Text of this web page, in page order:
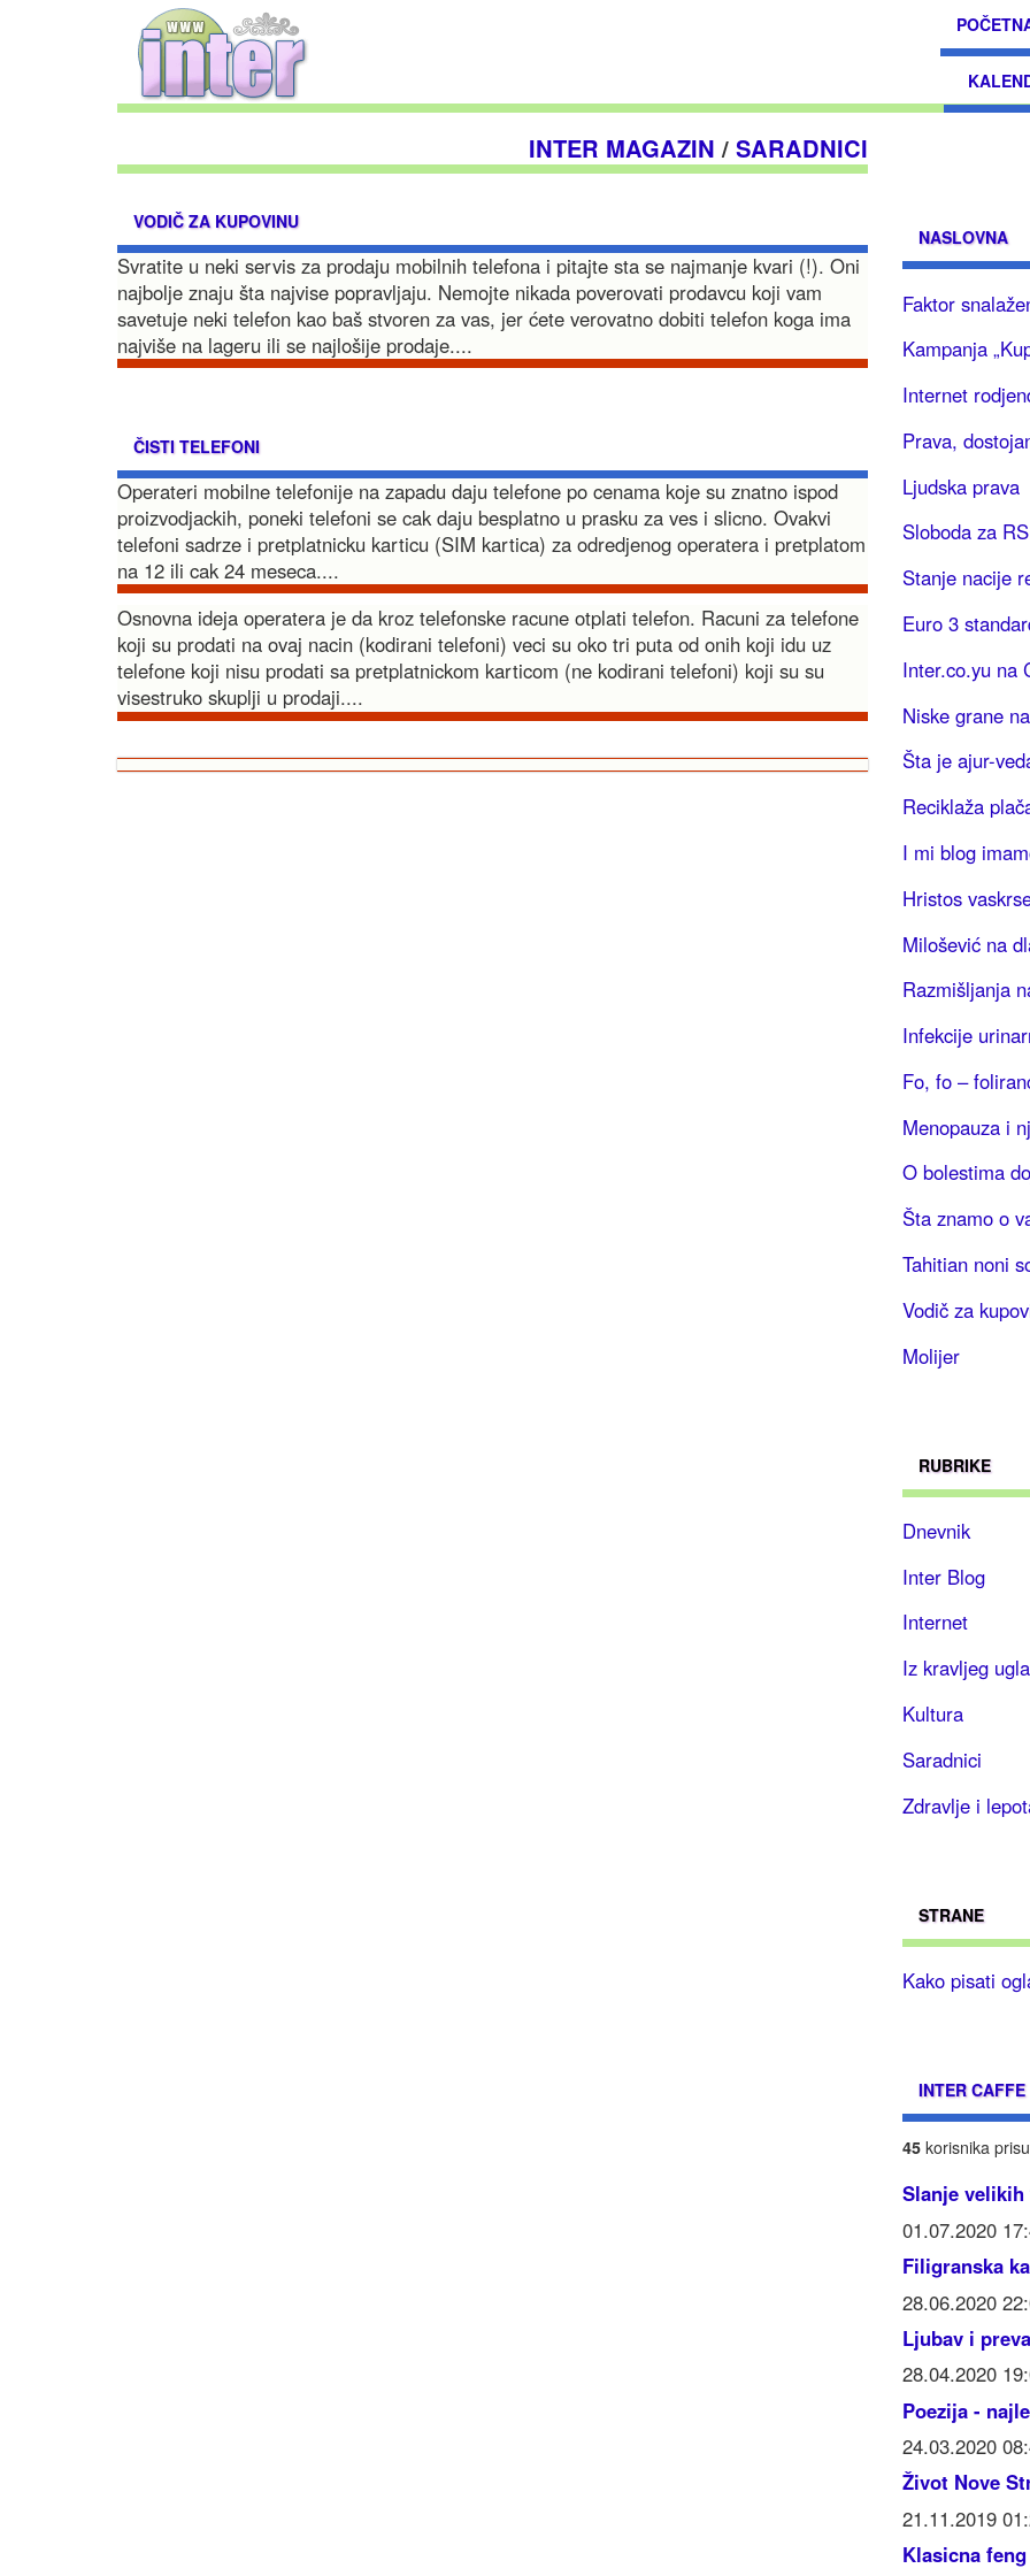
INTER MAGAZIN / SARADNICI
VODIČ ZA KUPOVINU
Svratite u neki servis za prodaju mobilnih telefona i pitajte sta se najmanje kvari (!). Oni
najbolje znaju šta najvise popravljaju. Nemojte nikada poverovati prodavcu koji vam
savetuje neki telefon kao baš stvoren za vas, jer ćete verovatno dobiti telefon koga ima
najviše na lageru ili se najlošije prodaje....
ČISTI TELEFONI
Operateri mobilne telefonije na zapadu daju telefone po cenama koje su znatno ispod
proizvodjackih, poneki telefoni se cak daju besplatno u prasku za ves i slicno. Ovakvi
telefoni sadrze i pretplatnicku karticu (SIM kartica) za odredjenog operatera i pretplatom
na 12 ili cak 24 meseca....
Osnovna ideja operatera je da kroz telefonske racune otplati telefon. Racuni za telefone
koji su prodati na ovaj nacin (kodirani telefoni) veci su oko tri puta od onih koji idu uz
telefone koji nisu prodati sa pretplatnickom karticom (ne kodirani telefoni) koji su su
visestruko skuplji u prodaji....
NASLOVNA
Faktor
Kampanja
Internet
Prava,
Ljudska prava
Sloboda za
Stanje nacije
Euro 3
Inter.co.yu na
Niske grane
Šta je ajur-
Reciklaža
I mi blog
Hristos
Milošević na
Razmišljanja
Infekcije
Fo, fo –
Menopauza i
O bolestima
Šta znamo o
Tahitian noni
Vodič za
Molijer
RUBRIKE
Dnevnik
Inter Blog
Internet
Iz kravljeg ugla
Kultura
Saradnici
Zdravlje i
STRANE
Kako pisati
INTER CAFFE
45korisnika
Slanje
01.07.2020
Filigranska
28.06.2020
Ljubav i
28.04.2020
Poezija -
24.03.2020
Život Nove
21.11.2019
Klasicna